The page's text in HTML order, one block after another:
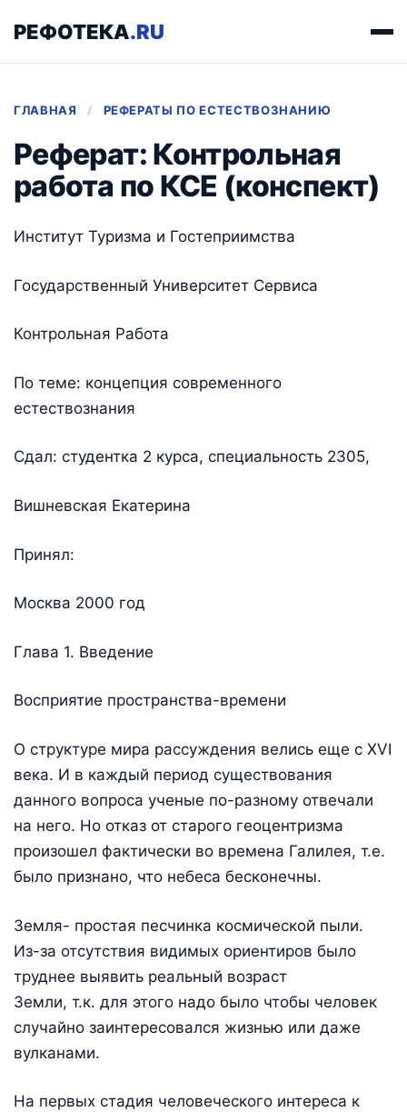
РЕФОТЕКА.RU
ГЛАВНАЯ / РЕФЕРАТЫ ПО ЕСТЕСТВОЗНАНИЮ
Реферат: Контрольная
работа по КСЕ (конспект)
Институт Туризма и Гостеприимства
Государственный Университет Сервиса
Контрольная Работа
По теме: концепция современного
естествознания
Сдал: студентка 2 курса, специальность 2305,
Вишневская Екатерина
Принял:
Москва 2000 год
Глава 1. Введение
Восприятие пространства-времени
О структуре мира рассуждения велись еще с ХVI
века. И в каждый период существования
данного вопроса ученые по-разному отвечали
на него. Но отказ от старого геоцентризма
произошел фактически во времена Галилея, т.е.
было признано, что небеса бесконечны.
Земля- простая песчинка космической пыли.
Из-за отсутствия видимых ориентиров было
труднее выявить реальный возраст
Земли, т.к. для этого надо было чтобы человек
случайно заинтересовался жизнью или даже
вулканами.
На первых стадия человеческого интереса к